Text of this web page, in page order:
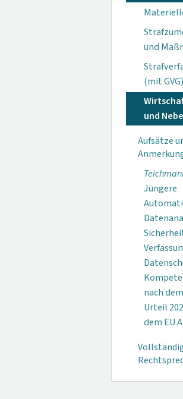
und
(mit GVG)
und
Aufsätze
Jüngere
nach
Urteil
dem EU